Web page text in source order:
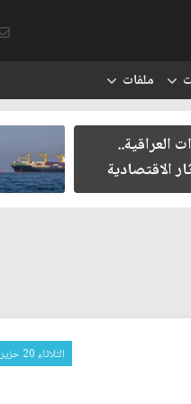
ملفات
الاقتصادية
الثلاثاء 20 حزيران 2017